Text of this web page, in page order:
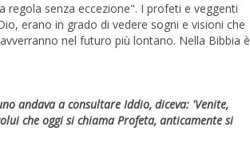
regola senza eccezione". I profeti e veggenti
erano in grado di vedere sogni e visioni che
nel futuro più lontano. Nella Bibbia è
andava a consultare Iddio, diceva: 'Venite,
che oggi si chiama Profeta, anticamente si